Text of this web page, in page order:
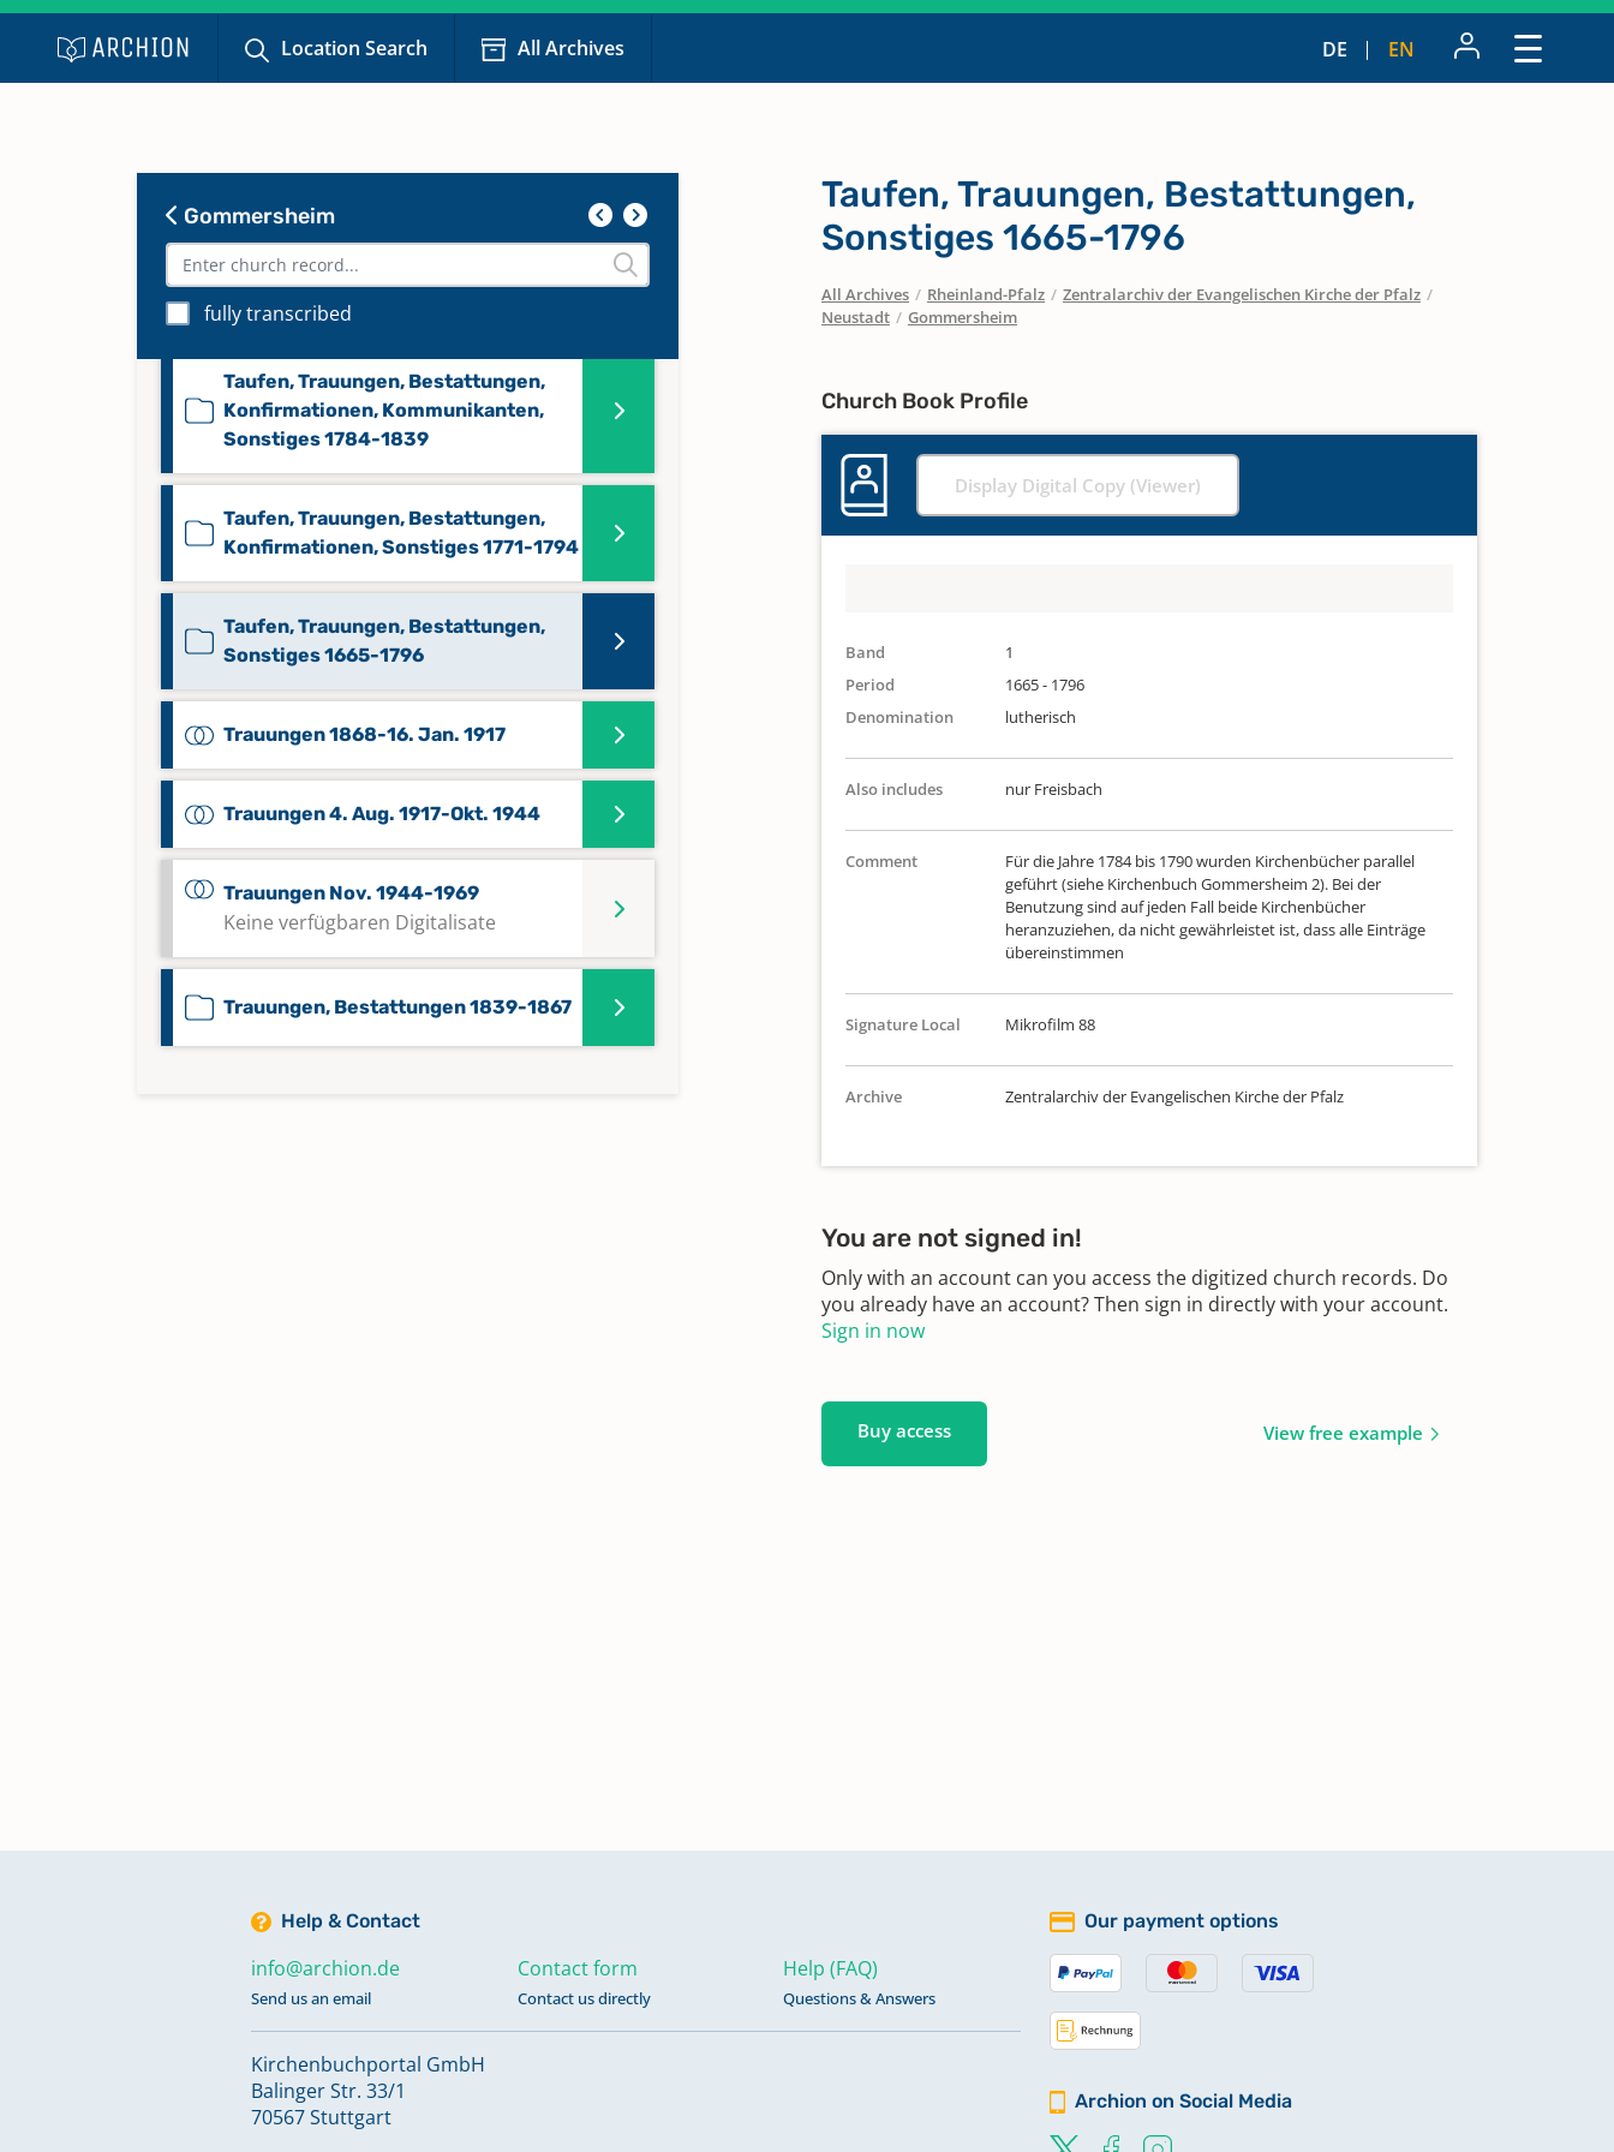
Location Search All Archives DE EN
Gommersheim
fully transcribed
Taufen, Sonstiges 1839-1869
Taufen, Trauungen, Bestattungen,
Konfirmationen, Kommunikanten,
Sonstiges 1780-1839
Taufen, Trauungen, Bestattungen,
Konfirmationen, Kommunikanten,
Sonstiges 1784-1839
Taufen, Trauungen, Bestattungen,
Konfirmationen, Sonstiges 1771-1794
Taufen, Trauungen, Bestattungen,
Sonstiges 1665-1796
Trauungen 1868-16. Jan. 1917
Trauungen 4. Aug. 1917-Okt. 1944
Trauungen Nov. 1944-1969
Keine verfügbaren Digitalisate
Trauungen, Bestattungen 1839-1867
Taufen, Trauungen, Bestattungen,
Sonstiges 1665-1796
All Archives / Rheinland-Pfalz / Zentralarchiv der Evangelischen Kirche der Pfalz /
Neustadt / Gommersheim
Church Book Profile
Display Digital Copy (Viewer)
Band
1
Period
1665 - 1796
Denomination
lutherisch
Also includes nur Freisbach
Comment
Für die Jahre 1784 bis 1790 wurden Kirchenbücher parallel
geführt (siehe Kirchenbuch Gommersheim 2). Bei der
Benutzung sind auf jeden Fall beide Kirchenbücher
heranzuziehen, da nicht gewährleistet ist, dass alle Einträge
übereinstimmen
Signature Local Mikrofilm 88
Archive Zentralarchiv der Evangelischen Kirche der Pfalz
You are not signed in!
Only with an account can you access the digitized church records. Do
you already have an account? Then sign in directly with your account.
Sign in now
Buy access View free example
Help & Contact
info@archion.de
Send us an email
Contact form
Contact us directly
Help (FAQ)
Questions & Answers
Kirchenbuchportal GmbH
Balinger Str. 33/1
70567 Stuttgart
Our payment options
Archion on Social Media